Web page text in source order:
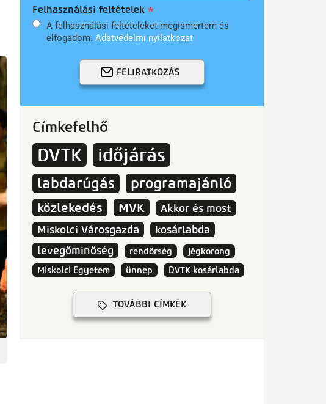
Felhasználási feltételek
A felhasználási feltételeket megismertem és
elfogadom. Adatvédelmi nyilatkozat
FELIRATKOZÁS
Címkefelhő
DVTK időjárás
labdarúgás programajánló
közlekedés MVK
Akkor és most
Miskolci Városgazda
kosárlabda
levegőminőség
rendőrség
jégkorong
Miskolci Egyetem
ünnep DVTK kosárlabda
TOVÁBBI CÍMKÉK